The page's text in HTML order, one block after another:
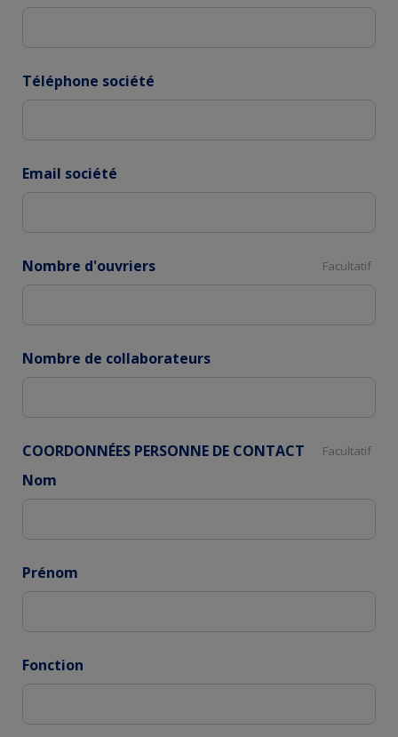
Téléphone société
Email société
Nombre d'ouvriers Facultatif
Nombre de collaborateurs
COORDONNÉES PERSONNE DE CONTACT Facultatif
Nom
Prénom
Fonction